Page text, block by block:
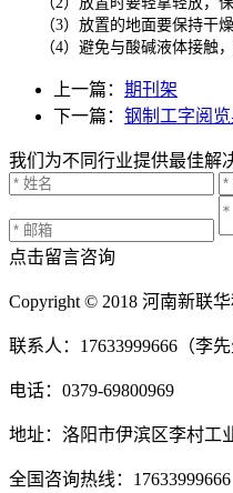
（3）放置的地面要保持干燥
（4）避免与酸碱液体接触，
上一篇： 期刊架
下一篇： 钢制工字阅
我们为不同行业提供最佳解
点击留言咨询
Copyright © 2018 河南新联
联系人：17633999666（李先
电话：0379-69800969
地址：洛阳市伊滨区李村工
全国咨询热线：17633999666